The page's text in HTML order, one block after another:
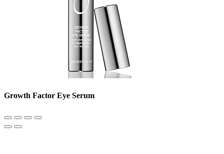
Growth Factor Eye Serum